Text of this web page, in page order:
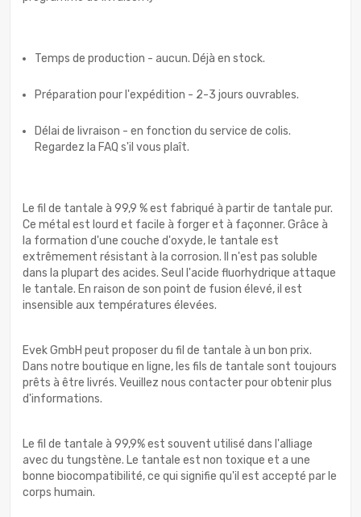
Temps de production - aucun. Déjà en stock.
Préparation pour l'expédition - 2-3 jours ouvrables.
Délai de livraison - en fonction du service de colis.
Regardez la FAQ s'il vous plaît.
Le fil de tantale à 99,9 % est fabriqué à partir de tantale pur.
Ce métal est lourd et facile à forger et à façonner. Grâce à
la formation d'une couche d'oxyde, le tantale est
extrêmement résistant à la corrosion. Il n'est pas soluble
dans la plupart des acides. Seul l'acide fluorhydrique attaque
le tantale. En raison de son point de fusion élevé, il est
insensible aux températures élevées.
Evek GmbH peut proposer du fil de tantale à un bon prix.
Dans notre boutique en ligne, les fils de tantale sont toujours
prêts à être livrés. Veuillez nous contacter pour obtenir plus
d'informations.
Le fil de tantale à 99,9% est souvent utilisé dans l'alliage
avec du tungstène. Le tantale est non toxique et a une
bonne biocompatibilité, ce qui signifie qu'il est accepté par le
corps humain.